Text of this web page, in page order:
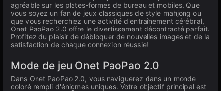
agréable sur les plates-formes de bureau et mobiles. Que
vous soyez un fan de jeux classiques de style mahjong ou
que vous recherchiez une activité d'entraînement cérébral,
Onet PaoPao 2.0 offre le divertissement décontracté parfait.
Profitez du plaisir de débloquer de nouvelles images et de la
satisfaction de chaque connexion réussie!
Mode de jeu Onet PaoPao 2.0
Dans Onet PaoPao 2.0, vous naviguerez dans un monde
coloré rempli d'énigmes uniques. Votre objectif principal est